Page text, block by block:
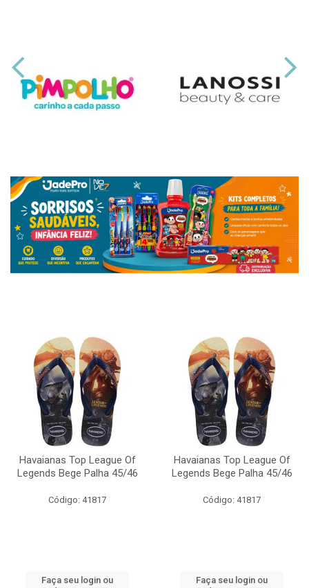
Havaianas Top League Of
Legends Bege Palha 45/46
Código: 41817
Faça seu login ou
Havaianas Top League Of
Legends Bege Palha 45/46
Código: 41817
Faça seu login ou